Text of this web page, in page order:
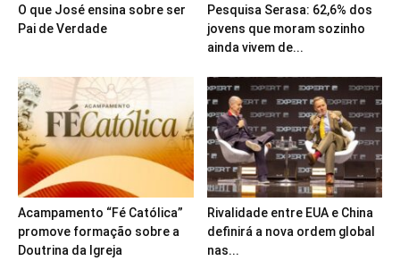
O que José ensina sobre ser
Pai de Verdade
Pesquisa Serasa: 62,6% dos
jovens que moram sozinho
ainda vivem de...
Acampamento “Fé Católica”
promove formação sobre a
Doutrina da Igreja
Rivalidade entre EUA e China
definirá a nova ordem global
nas...